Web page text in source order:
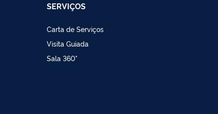
SERVIÇOS
Carta de Serviços
Visita Guiada
Sala 360°